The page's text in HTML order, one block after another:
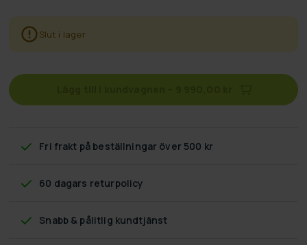
Slut i lager
Fri frakt på beställningar över 500 kr
60 dagars returpolicy
Snabb & pålitlig kundtjänst